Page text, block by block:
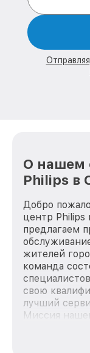
О нашем
Philips в
Добро
центр Philips
предлагаем
жителей
команда
свою
лучший
Миссия
каждого